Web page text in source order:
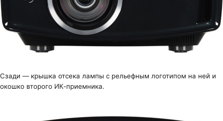
Сзади — крышка отсека лампы с рельефным логотипом на ней и
окошко второго ИК-приемника.